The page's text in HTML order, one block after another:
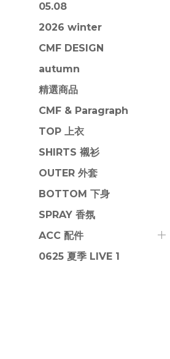
05.08
2026 winter
CMF DESIGN
autumn
精選商品
CMF & Paragraph
TOP 上衣
SHIRTS 襯衫
OUTER 外套
BOTTOM 下身
SPRAY 香氛
ACC 配件
0625 夏季 LIVE 1